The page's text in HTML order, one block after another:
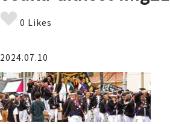
0 Likes
2024.07.10